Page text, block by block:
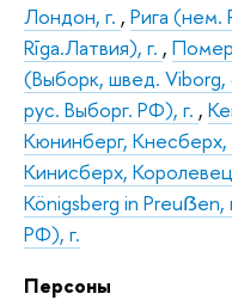
Лондон, г. , Рига (нем.
Rīga.Латвия), г. ,
(Выборк, швед. Viborg,
рус. Выборг. РФ), г. ,
Кюнинберг,
Кинисберх,
Königsberg in
РФ), г.
Персоны